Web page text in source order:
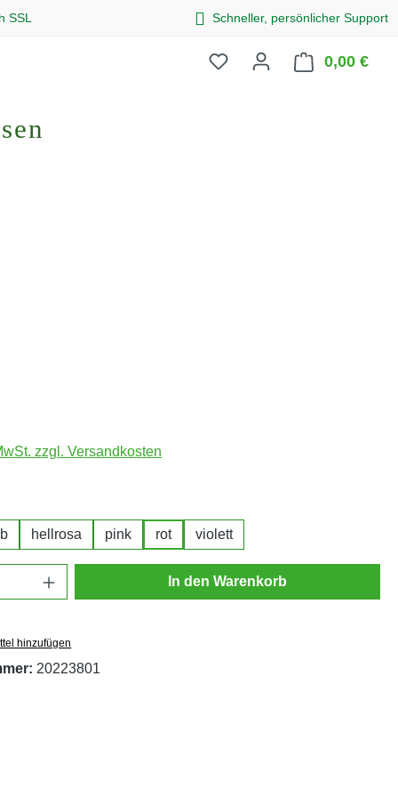
SSL Schneller, persönlicher Support
0,00 €
zzgl. Versandkosten
hellrosa pink rot violett
Gib den gewünschten Wert ein
In den Warenkorb
hinzufügen
20223801